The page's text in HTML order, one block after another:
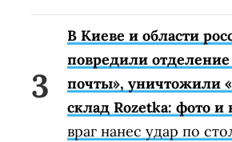
В Киеве и области
повредили
почты», уничтожили
склад Rozetka: фото и
враг нанес удар по